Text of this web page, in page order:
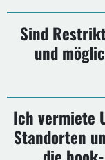
Sind
und
Ich vermiete
Standorten